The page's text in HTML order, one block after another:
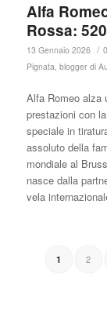
Alfa
Rossa:
13 Gennaio 2026 /
Pignata, blogger di
Alfa Romeo alza
prestazioni con
speciale in
assoluto della
mondiale al
nasce dalla
vela
1 2